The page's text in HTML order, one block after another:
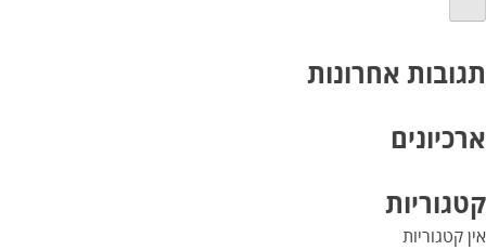
תגובות אחרונות
ארכיונים
קטגוריות
אין קטגוריות